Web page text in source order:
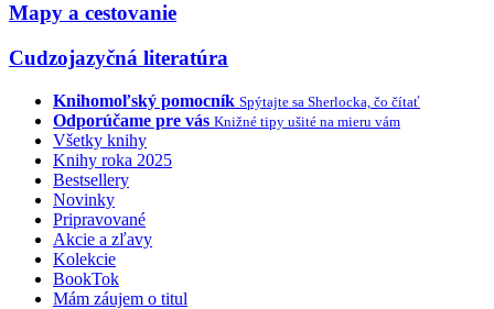
Mapy a cestovanie
Cudzojazyčná literatúra
Knihomoľský pomocník Spýtajte sa Sherlocka, čo čítať
Odporúčame pre vás Knižné tipy ušité na mieru vám
Všetky knihy
Knihy roka 2025
Bestsellery
Novinky
Pripravované
Akcie a zľavy
Kolekcie
BookTok
Mám záujem o titul